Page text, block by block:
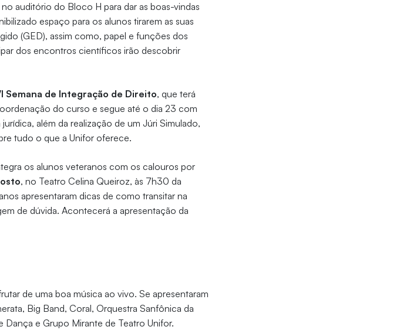
auditório do Bloco H para dar as boas-vindas
espaço para os alunos tirarem as suas
(GED), assim como, papel e funções dos
dos encontros científicos irão descobrir
Semana de Integração de Direito, que terá
do curso e segue até o dia 23 com
além da realização de um Júri Simulado,
tudo o que a Unifor oferece.
os alunos veteranos com os calouros por
, no Teatro Celina Queiroz, às 7h30 da
apresentaram dicas de como transitar na
de dúvida. Acontecerá a apresentação da
de uma boa música ao vivo. Se apresentaram
Big Band, Coral, Orquestra Sanfônica da
Dança e Grupo Mirante de Teatro Unifor.